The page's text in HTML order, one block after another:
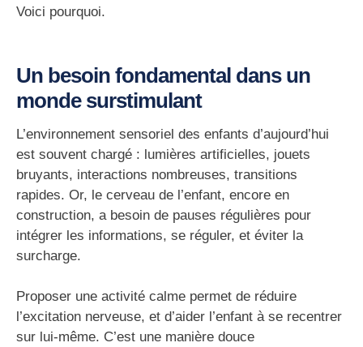
Voici pourquoi.
Un besoin fondamental dans un
monde surstimulant
L’environnement sensoriel des enfants d’aujourd’hui
est souvent chargé : lumières artificielles, jouets
bruyants, interactions nombreuses, transitions
rapides. Or, le cerveau de l’enfant, encore en
construction, a besoin de pauses régulières pour
intégrer les informations, se réguler, et éviter la
surcharge.
Proposer une activité calme permet de réduire
l’excitation nerveuse, et d’aider l’enfant à se recentrer
sur lui-même. C’est une manière douce